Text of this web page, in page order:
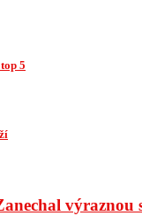
5
výraznou